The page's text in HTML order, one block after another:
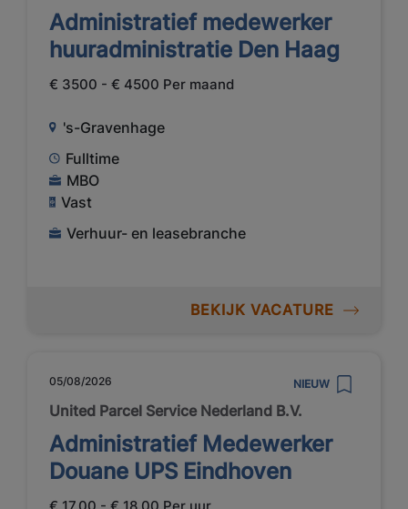
Administratief medewerker
huuradministratie Den Haag
€ 3500 - € 4500 Per maand
's-Gravenhage
Fulltime
MBO
Vast
Verhuur- en leasebranche
BEKIJK VACATURE
05/08/2026 NIEUW
United Parcel Service Nederland B.V.
Administratief Medewerker
Douane UPS Eindhoven